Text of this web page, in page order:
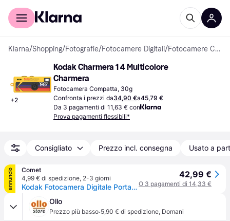
Per il tuo shopping
Klarna/Shopping/Fotografie/Fotocamere Digitali/ Fotocamere Compatte
+2
Kodak Charmera 1 4 Multicolore
Charmera
Fotocamera Compatta, 30g
Confronta i prezzi da34,90 €a45,79 €
Da 3 pagamenti di 11,63 € con
Prova pagamenti flessibili*
Consigliato Prezzo incl. consegna Usato a
annuncio
Comet
4,99 € di spedizione, 2-3 giorni
Kodak Fotocamera Digitale Portachiavi Charmera Blind Box Kf0601
42,99 €
O 3 pagamenti di 14,33 €
Ollo
Prezzo più basso·5,90 € di spedizione, Domani